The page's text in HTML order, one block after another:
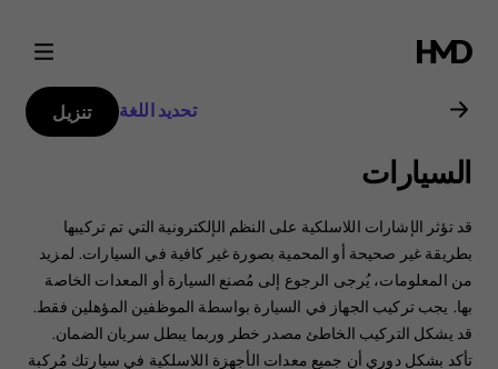
دليل
مستخدم
هاتف
Nokia
C2
2nd
تحديد اللغة تنزيل
السيارات
قد تؤثر الإشارات اللاسلكية على النظم الإلكترونية التي تم تركيبها
بطريقة غير صحيحة أو المحمية بصورة غير كافية في السيارات. ‏‫لمزيد
من المعلومات، يُرجى الرجوع إلى مُصنع السيارة أو المعدات الخاصة
بها.‬ يجب تركيب الجهاز في السيارة بواسطة الموظفين المؤهلين فقط.
‏‫قد يشكل التركيب الخاطئ مصدر خطر وربما يبطل سريان الضمان.‬
تأكد بشكل دوري أن جميع معدات الأجهزة اللاسلكية في سيارتك مُركبة